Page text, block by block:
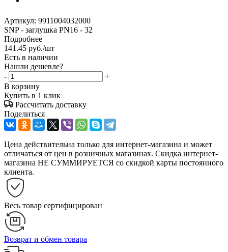
Артикул: 9911004032000
SNP - заглушка PN16 - 32
Подробнее
141.45 руб./шт
Есть в наличии
Нашли дешевле?
-
+
В корзину
Купить в 1 клик
Рассчитать доставку
Поделиться
Цена действительна только для интернет-магазина и может
отличаться от цен в розничных магазинах. Скидка интернет-
магазина НЕ СУММИРУЕТСЯ со скидкой карты постоянного
клиента.
Весь товар сертифицирован
Возврат и обмен товара